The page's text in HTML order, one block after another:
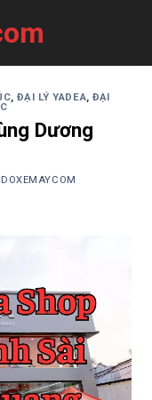
,ĐẠI LÝ YADEA,ĐẠI
Dương
DOXEMAYCOM